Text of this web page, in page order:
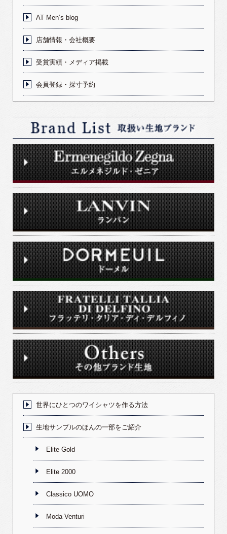
AT Men’s blog
店舗情報・会社概要
受賞実績・メディア掲載
会員登録・採寸予約
世界にひとつのワイシャツを作る方法
生地サンプルのほんの一部をご紹介
Elite Gold
Elite 2000
Classico UOMO
Moda Venturi